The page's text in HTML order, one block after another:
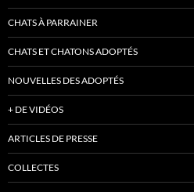
CHATS À PARRAINER
CHATS ET CHATONS ADOPTÉS
NOUVELLES DES ADOPTÉS
+ DE VIDÉOS
ARTICLES DE PRESSE
COLLECTES